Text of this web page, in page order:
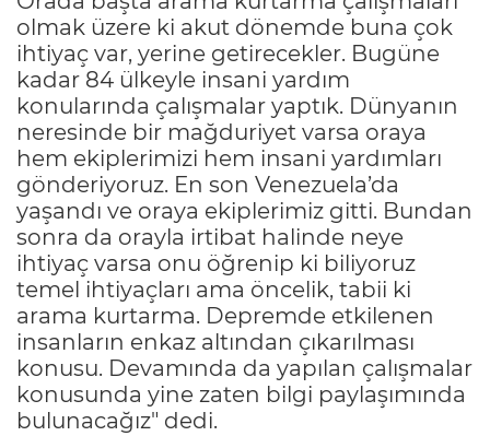
olmak üzere ki akut dönemde buna çok
ihtiyaç var, yerine getirecekler. Bugüne
kadar 84 ülkeyle insani yardım
konularında çalışmalar yaptık. Dünyanın
neresinde bir mağduriyet varsa oraya
hem ekiplerimizi hem insani yardımları
gönderiyoruz. En son Venezuela’da
yaşandı ve oraya ekiplerimiz gitti. Bundan
sonra da orayla irtibat halinde neye
ihtiyaç varsa onu öğrenip ki biliyoruz
temel ihtiyaçları ama öncelik, tabii ki
arama kurtarma. Depremde etkilenen
insanların enkaz altından çıkarılması
konusu. Devamında da yapılan çalışmalar
konusunda yine zaten bilgi paylaşımında
bulunacağız" dedi.